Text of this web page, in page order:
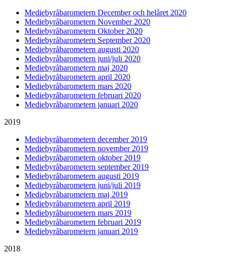
Mediebyråbarometern December och helåret 2020
Mediebyråbarometern November 2020
Mediebyråbarometern Oktober 2020
Mediebyråbarometern September 2020
Mediebyråbarometern augusti 2020
Mediebyråbarometern juni/juli 2020
Mediebyråbarometern maj 2020
Mediebyråbarometern april 2020
Mediebyråbarometern mars 2020
Mediebyråbarometern februari 2020
Mediebyråbarometern januari 2020
2019
Mediebyråbarometern december 2019
Mediebyråbarometern november 2019
Mediebyråbarometern oktober 2019
Mediebyråbarometern september 2019
Mediebyråbarometern augusti 2019
Mediebyråbarometern juni/juli 2019
Mediebyråbarometern maj 2019
Mediebyråbarometern april 2019
Mediebyråbarometern mars 2019
Mediebyråbarometern februari 2019
Mediebyråbarometern januari 2019
2018